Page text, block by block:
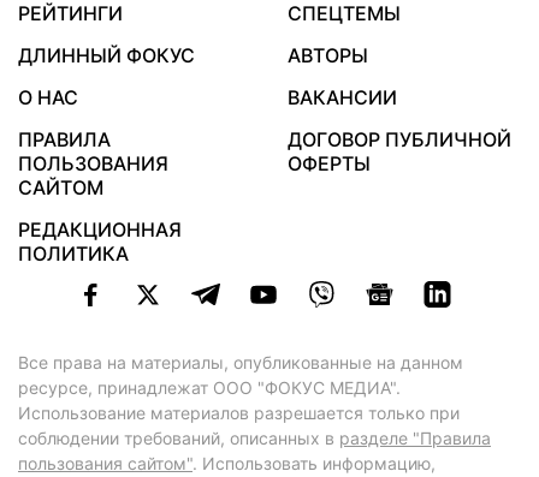
РЕЙТИНГИ
СПЕЦТЕМЫ
ДЛИННЫЙ ФОКУС
АВТОРЫ
О НАС
ВАКАНСИИ
ПРАВИЛА
ПОЛЬЗОВАНИЯ
САЙТОМ
ДОГОВОР ПУБЛИЧНОЙ
ОФЕРТЫ
РЕДАКЦИОННАЯ
ПОЛИТИКА
Все права на материалы, опубликованные на данном
ресурсе, принадлежат ООО "ФОКУС МЕДИА".
Использование материалов разрешается только при
соблюдении требований, описанных в разделе "Правила
пользования сайтом". Использовать информацию,